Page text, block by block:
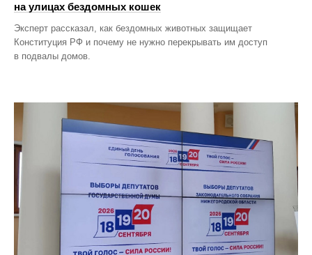
на улицах бездомных кошек
Эксперт рассказал, как бездомных животных защищает
Конституция РФ и почему не нужно перекрывать им доступ
в подвалы домов.